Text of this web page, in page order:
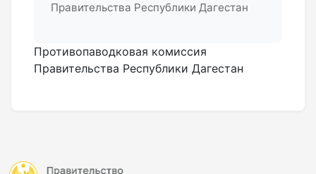
Правительства Республики Дагестан
Противопаводковая комиссия
Правительства Республики Дагестан